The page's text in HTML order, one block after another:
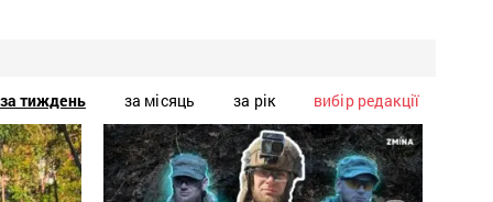
за тиждень за місяць за рік вибір редакції